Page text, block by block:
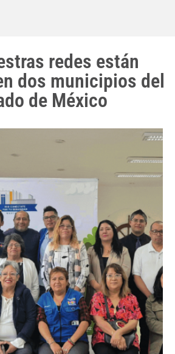
redes están
dos municipios del
de México